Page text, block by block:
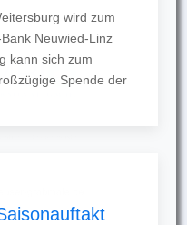
wird zum
Neuwied-Linz
kann sich zum
Spende der